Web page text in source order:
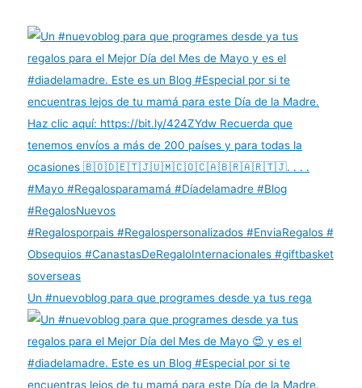
Un #nuevoblog para que programes desde ya tus rega